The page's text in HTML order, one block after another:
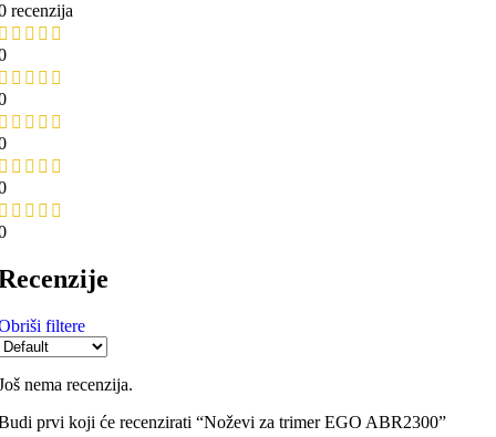
recenzija
filtere
nema recenzija.
prvi koji će recenzirati “Noževi za trimer EGO ABR2300”